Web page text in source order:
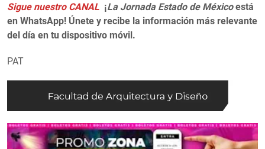
Sigue nuestro CANAL ¡La Jornada Estado de Méxicoestá
en WhatsApp! Únete y recibe la información más relevante
del día en tu dispositivo móvil.
PAT